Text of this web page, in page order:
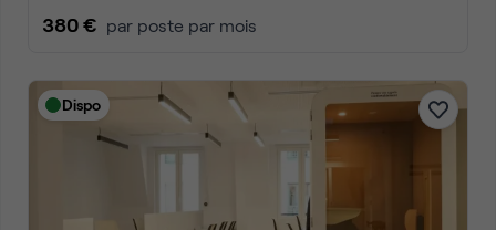
380 € par poste par mois
Dispo